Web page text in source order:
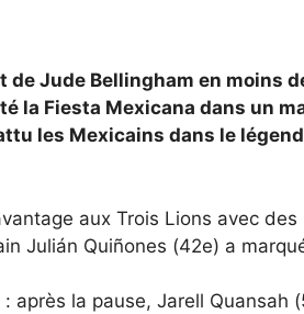
de Jude Bellingham en moins
la Fiesta Mexicana dans un
les Mexicains dans le
aux Trois Lions avec
Julián Quiñones (42e) a
: après la pause, Jarell